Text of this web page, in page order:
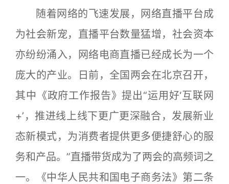
随着网络的飞速发展，网络直播平台成
为社会新宠，直播平台数量猛增，社会资本
亦纷纷涌入，网络电商直播已经成长为一个
庞大的产业。日前，全国两会在北京召开，
其中《政府工作报告》提出“运用好‘互联网
+’，推进线上线下更广更深融合，发展新业
态新模式，为消费者提供更多便捷舒心的服
务和产品。”直播带货成为了两会的高频词之
一。《中华人民共和国电子商务法》第二条